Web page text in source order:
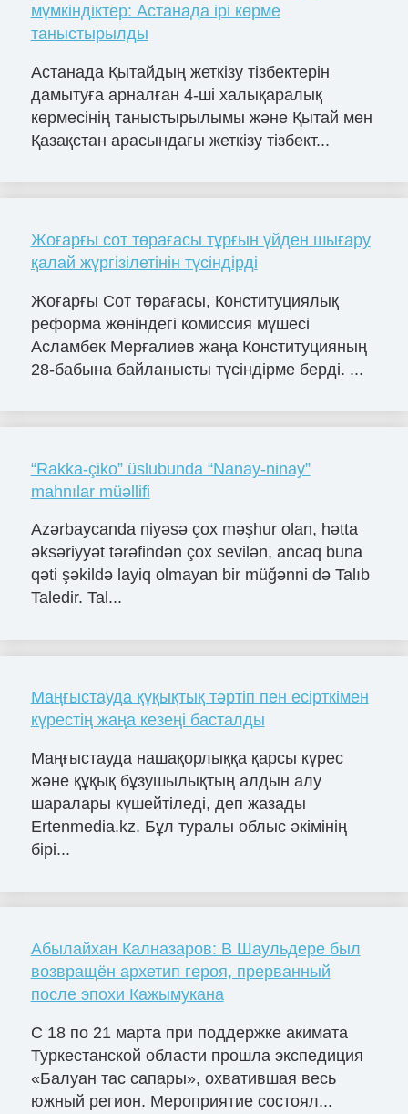
мүмкіндіктер: Астанада ірі көрме
таныстырылды
Астанада Қытайдың жеткізу тізбектерін
дамытуға арналған 4-ші халықаралық
көрмесінің таныстырылымы және Қытай мен
Қазақстан арасындағы жеткізу тізбект...
Жоғарғы сот төрағасы тұрғын үйден шығару
қалай жүргізілетінін түсіндірді
Жоғарғы Сот төрағасы, Конституциялық
реформа жөніндегі комиссия мүшесі
Асламбек Мерғалиев жаңа Конституцияның
28-бабына байланысты түсіндірме берді. ...
“Rakka-çiko” üslubunda “Nanay-ninay”
mahnılar müəllifi
Azərbaycanda niyəsə çox məşhur olan, hətta
əksəriyyət tərəfindən çox sevilən, ancaq buna
qəti şəkildə layiq olmayan bir müğənni də Talıb
Taledir. Tal...
Маңғыстауда құқықтық тәртіп пен есірткімен
күрестің жаңа кезеңі басталды
Маңғыстауда нашақорлыққа қарсы күрес
және құқық бұзушылықтың алдын алу
шаралары күшейтіледі, деп жазады
Ertenmedia.kz. Бұл туралы облыс әкімінің
бірі...
Абылайхан Калназаров: В Шаульдере был
возвращён архетип героя, прерванный
после эпохи Кажымукана
С 18 по 21 марта при поддержке акимата
Туркестанской области прошла экспедиция
«Балуан тас сапары», охватившая весь
южный регион. Мероприятие состоял...